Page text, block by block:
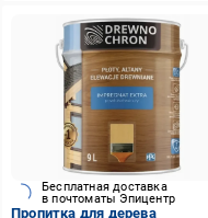
Бесплатная доставка
в почтоматы Эпицентр
Пропитка для дерева